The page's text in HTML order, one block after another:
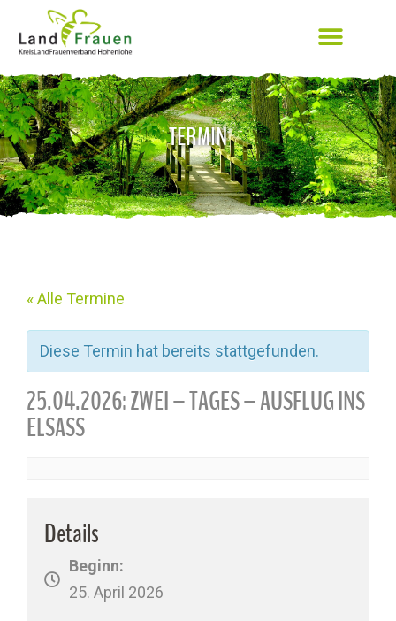
TERMIN
« Alle Termine
Diese Termin hat bereits stattgefunden.
25.04.2026: ZWEI – TAGES – AUSFLUG INS
ELSASS
Details
Beginn:
25. April 2026